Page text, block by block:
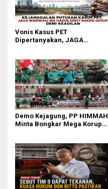
Vonis Kasus PET
Dipertanyakan, JAGA
Demo Kejagung, PP HIMMAH
Minta Bongkar Mega Korupsi